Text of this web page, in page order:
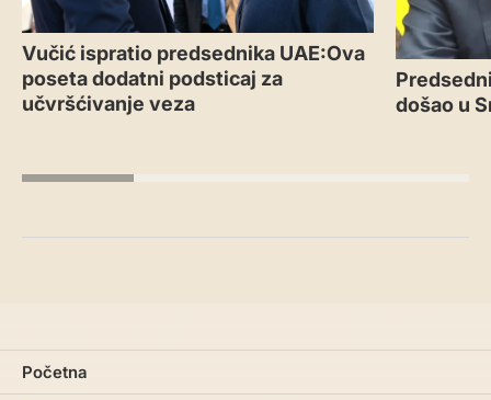
Vučić ispratio predsednika UAE:Ova
poseta dodatni podsticaj za
učvršćivanje veza
došao u
Početna